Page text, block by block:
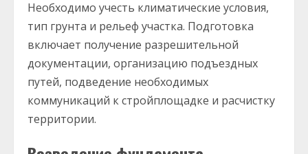
Необходимо учесть климатические условия,
тип грунта и рельеф участка. Подготовка
включает получение разрешительной
документации, организацию подъездных
путей, подведение необходимых
коммуникаций к стройплощадке и расчистку
территории.